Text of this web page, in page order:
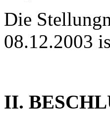
Die
08.12.2003
II.